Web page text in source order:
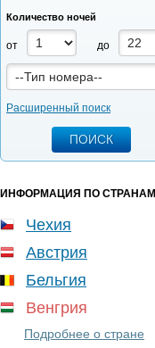
Количество ночей
от до
Расширенный поиск
ИНФОРМАЦИЯ ПО СТРАНАМ
Чехия
Австрия
Бельгия
Венгрия
Подробнее о стране